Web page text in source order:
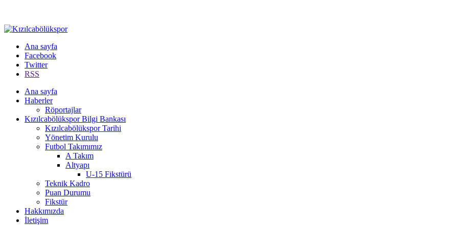
Ana sayfa
Facebook
Twitter
RSS
Ana sayfa
Haberler
Röportajlar
Kızılcabölükspor Bilgi Bankası
Kızılcabölükspor Tarihi
Yönetim Kurulu
Futbol Takımımız
A Takım
Altyapı
U-15 Fikstürü
Teknik Kadro
Puan Durumu
Fikstür
Hakkımızda
İletişim